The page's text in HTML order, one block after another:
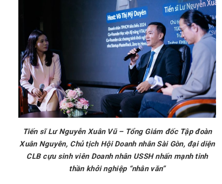
Tiến sĩ Lư Nguyễn Xuân Vũ – Tổng Giám đốc Tập đoàn
Xuân Nguyên, Chủ tịch Hội Doanh nhân Sài Gòn, đại diện
CLB cựu sinh viên Doanh nhân USSH nhấn mạnh tinh
thần khởi nghiệp “nhân văn”